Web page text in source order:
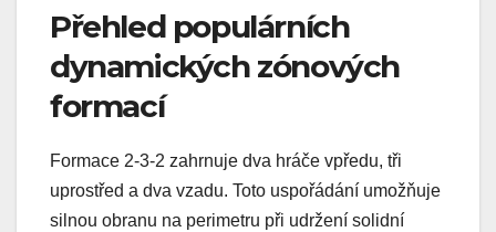
Přehled populárních
dynamických zónových
formací
Formace 2-3-2 zahrnuje dva hráče vpředu, tři
uprostřed a dva vzadu. Toto uspořádání umožňuje
silnou obranu na perimetru při udržení solidní